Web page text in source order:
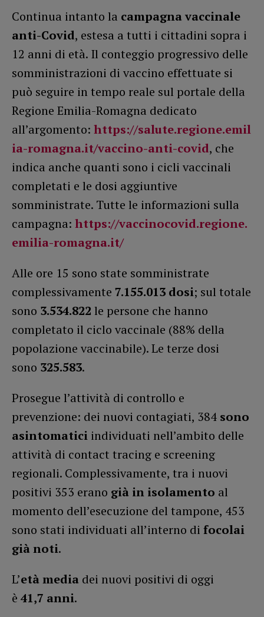
Continua intanto la campagna vaccinale
anti-Covid, estesa a tutti i cittadini sopra i
12 anni di età. Il conteggio progressivo delle
somministrazioni di vaccino effettuate si
può seguire in tempo reale sul portale della
Regione Emilia-Romagna dedicato
all’argomento: https://salute.regione.emil
ia-romagna.it/vaccino-anti-covid, che
indica anche quanti sono i cicli vaccinali
completati e le dosi aggiuntive
somministrate. Tutte le informazioni sulla
campagna: https://vaccinocovid.regione.
emilia-romagna.it/
Alle ore 15 sono state somministrate
complessivamente 7.155.013 dosi; sul totale
sono 3.534.822 le persone che hanno
completato il ciclo vaccinale (88% della
popolazione vaccinabile). Le terze dosi
sono 325.583.
Prosegue l’attività di controllo e
prevenzione: dei nuovi contagiati, 384 sono
asintomatici individuati nell’ambito delle
attività di contact tracing e screening
regionali. Complessivamente, tra i nuovi
positivi 353 erano già in isolamento al
momento dell’esecuzione del tampone, 453
sono stati individuati all’interno di focolai
già noti.
L’età media dei nuovi positivi di oggi
è 41,7 anni.